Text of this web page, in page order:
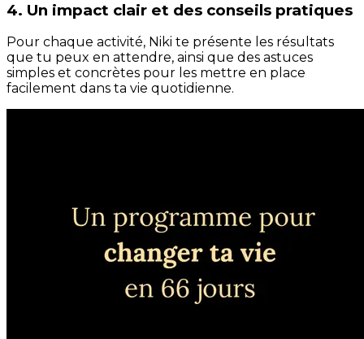
4. Un impact clair et des conseils pratiques
Pour chaque activité, Niki te présente les résultats
que tu peux en attendre, ainsi que des astuces
simples et concrètes pour les mettre en place
facilement dans ta vie quotidienne.